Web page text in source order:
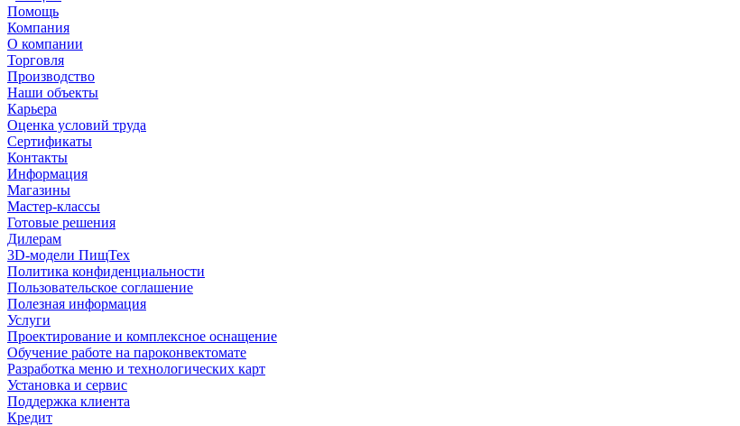
Помощь
Компания
О компании
Торговля
Производство
Наши объекты
Карьера
Оценка условий труда
Сертификаты
Контакты
Информация
Магазины
Мастер-классы
Готовые решения
Дилерам
3D-модели ПищТех
Политика конфиденциальности
Пользовательское соглашение
Полезная информация
Услуги
Проектирование и комплексное оснащение
Обучение работе на пароконвектомате
Разработка меню и технологических карт
Установка и сервис
Поддержка клиента
Кредит